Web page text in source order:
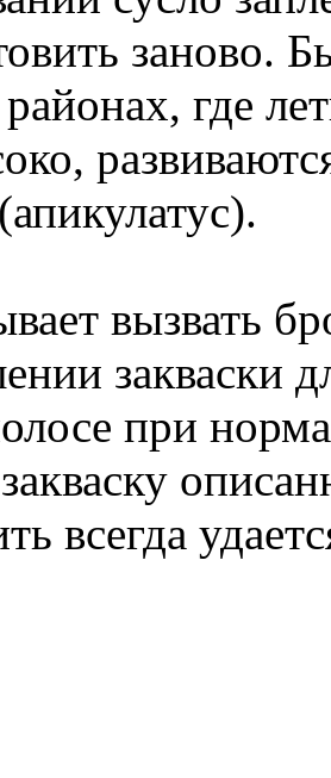
заново.
где
вызвать
закваски
при
всегда